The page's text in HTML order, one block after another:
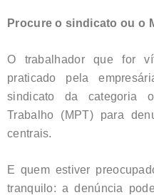
Procure o sindicato ou o
O trabalhador que for
praticado pela
sindicato da categoria
Trabalho (MPT) para
centrais.
E quem estiver
tranquilo: a denúncia